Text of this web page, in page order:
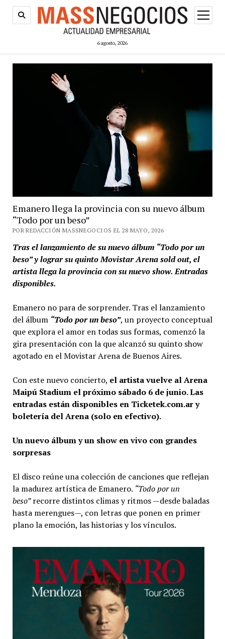
6 agosto, 2026
abrir
menú
Emanero llega la provincia con su nuevo álbum
“Todo por un beso”
POR REDACCIÓN MASSNEGOCIOS EL 28 MAYO, 2026
Tras el lanzamiento de su nuevo álbum “Todo por un
beso” y lograr su quinto Movistar Arena sold out, el
artista llega la provincia con su nuevo show. Entradas
disponibles.
Emanero no para de sorprender. Tras el lanzamiento
del álbum “Todo por un beso”, un proyecto conceptual
que explora el amor en todas sus formas, comenzó la
gira presentación con la que alcanzó su quinto show
agotado en el Movistar Arena de Buenos Aires.
Con este nuevo concierto, el artista vuelve al Arena
Maipú Stadium el próximo sábado 6 de junio. Las
entradas están disponibles en Ticketek.com.ar y
boletería del Arena (solo en efectivo).
Un nuevo álbum y un show en vivo con grandes
sorpresas
El disco reúne una colección de canciones que reflejan
la madurez artística de Emanero. “Todo por un
beso”recorre distintos climas y ritmos —desde baladas
hasta merengues—, con letras que ponen en primer
plano la emoción, las historias y los vínculos.